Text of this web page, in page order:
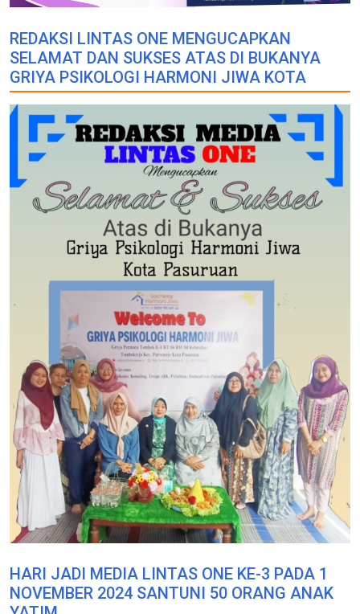
REDAKSI LINTAS ONE MENGUCAPKAN
SELAMAT DAN SUKSES ATAS DI BUKANYA
GRIYA PSIKOLOGI HARMONI JIWA KOTA
HARI JADI MEDIA LINTAS ONE KE-3 PADA 1
NOVEMBER 2024 SANTUNI 50 ORANG ANAK